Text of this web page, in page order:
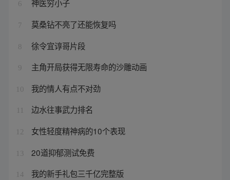
6 神医穷小子
7 莫桑钻不亮了还能恢复吗
8 徐令宜谆哥片段
9 主角开局获得无限寿命的沙雕动画
10 我的情人有点不对劲
边水往事武力排名
12 女性轻度精神病的10个表现
13 20道抑郁测试免费
14 我的新手礼包三千亿完整版